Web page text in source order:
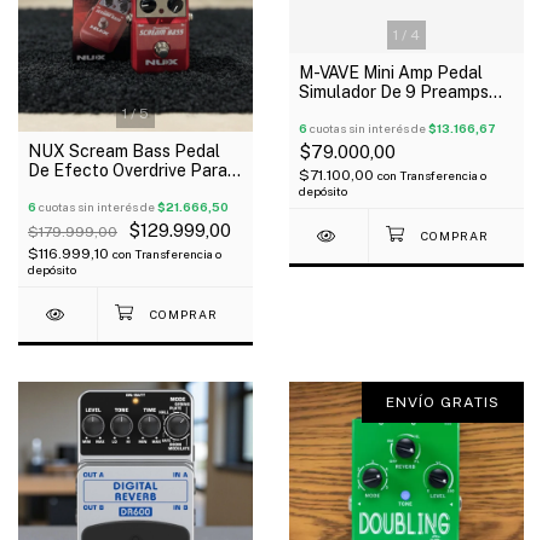
1/5
NUX Scream Bass Pedal
De Efecto Overdrive Para
6 cuotas sin interés de$21.666,50
$179.999,00 $129.999,00
$116.999,10 con Transferencia o
depósito
1 / 4
M-VAVE Mini Amp Pedal
Simulador De 9 Preamps
6 cuotas sin interés de$13.166,67
$79.000,00
$71.100,00 con Transferencia o
depósito
ENVÍO GRATIS